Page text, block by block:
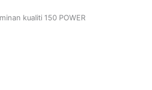
kualiti 150 POWER